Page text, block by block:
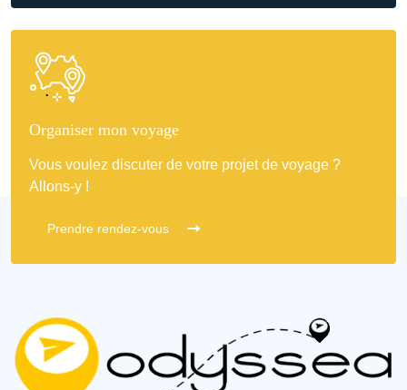
Organiser mon voyage
Vous voulez discuter de votre projet de voyage ?
Allons-y !
Prendre rendez-vous